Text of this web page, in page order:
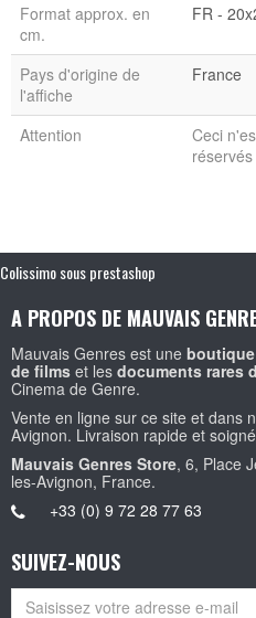
Format approx. en
cm.
FR -
Pays d'origine de
l'affiche
France
Attention
Ceci
réservés
Colissimo sous prestashop
A PROPOS DE MAUVAIS
Mauvais Genres est une
de films et les documents rares
Cinema de Genre.
Vente en ligne sur ce site et dans
Avignon. Livraison rapide et
Mauvais Genres Store, 6, Place
les-Avignon, France.
+33 (0) 9 72 28 77 63
SUIVEZ-NOUS